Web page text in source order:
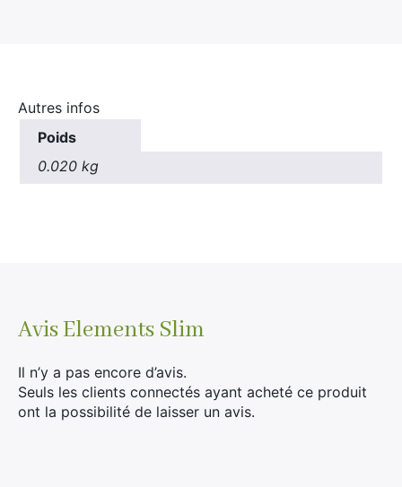
Autres infos
Poids
0.020 kg
AvisElements Slim
Il n’y a pas encore d’avis.
Seuls les clients connectés ayant acheté ce produit
ont la possibilité de laisser un avis.